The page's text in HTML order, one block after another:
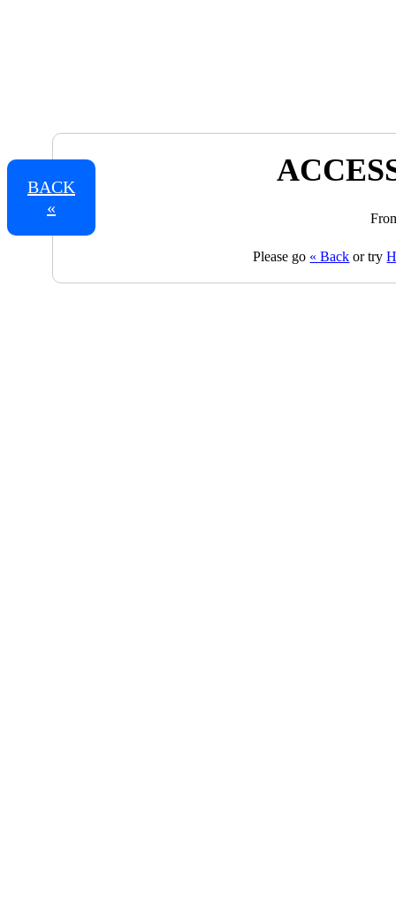
BACK
«
Please go « Back or try